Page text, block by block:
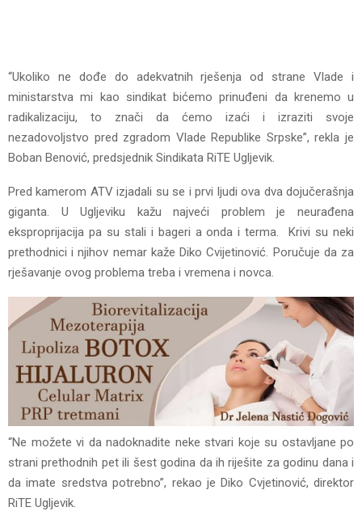
“Ukoliko ne dođe do adekvatnih rješenja od strane Vlade i
ministarstva mi kao sindikat bićemo prinuđeni da krenemo u
radikalizaciju, to znači da ćemo izaći i izraziti svoje
nezadovoljstvo pred zgradom Vlade Republike Srpske”, rekla je
Boban Benović, predsjednik Sindikata RiTЕ Ugljevik.
Pred kamerom ATV izjadali su se i prvi ljudi ova dva dojučerašnja
giganta. U Ugljeviku kažu najveći problem je neurađena
eksproprijacija pa su stali i bageri a onda i terma. Krivi su neki
prethodnici i njihov nemar kaže Diko Cvijetinović. Poručuje da za
rješavanje ovog problema treba i vremena i novca.
“Ne možete vi da nadoknadite neke stvari koje su ostavljane po
strani prethodnih pet ili šest godina da ih riješite za godinu dana i
da imate sredstva potrebno”, rekao je Diko Cvjetinović, direktor
RiTЕ Ugljevik.